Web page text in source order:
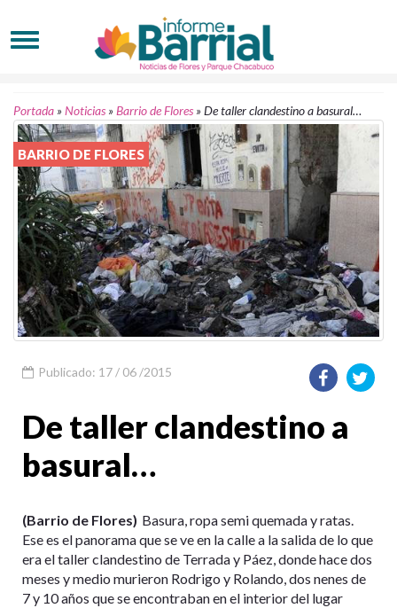
Portada »Noticias »Barrio de Flores »De taller clandestino a basural…
BARRIO DE FLORES
Publicado: 17 / 06 /2015
De taller clandestino a
basural…
(Barrio de Flores) Basura, ropa semi quemada y ratas.
Ese es el panorama que se ve en la calle a la salida de lo que
era el taller clandestino de Terrada y Páez, donde hace dos
meses y medio murieron Rodrigo y Rolando, dos nenes de
7 y 10 años que se encontraban en el interior del lugar